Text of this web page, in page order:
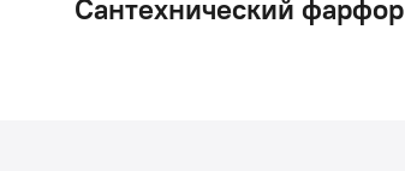
Сантехнический фарфор